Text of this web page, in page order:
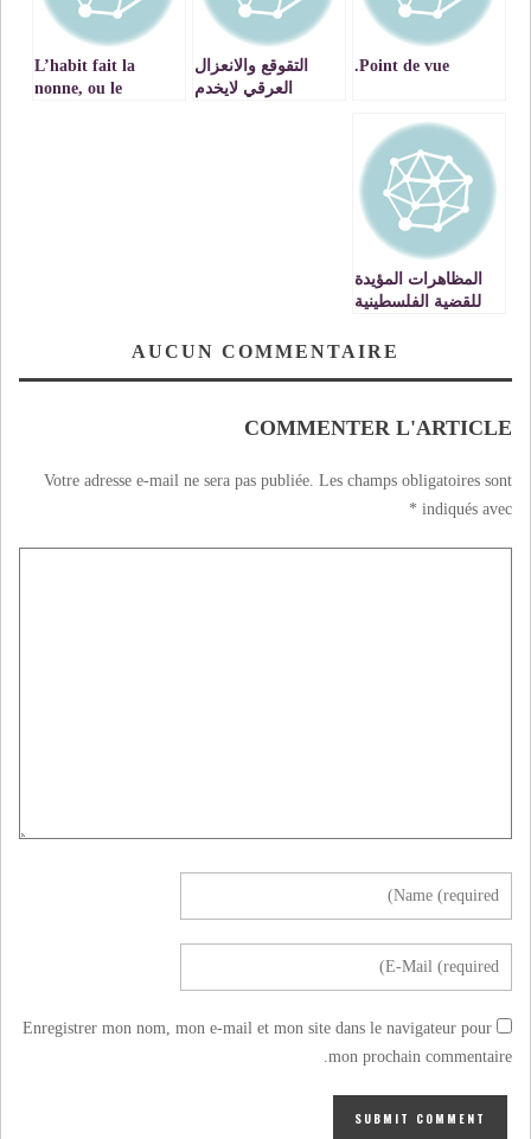
Point de vue.
التقوقع والانعزال
العرقي لايخدم
L’habit fait la
nonne, ou le
المظاهرات المؤيدة
للقضية الفلسطينية
جعلت الدول الداعمة
الإنسانية التي تتبجح
AUCUN COMMENTAIRE
COMMENTER L'ARTICLE
Votre adresse e-mail ne sera pas publiée. Les champs obligatoires sont
indiqués avec
*
Enregistrer mon nom, mon e-mail et mon site dans le navigateur pour
mon prochain commentaire.